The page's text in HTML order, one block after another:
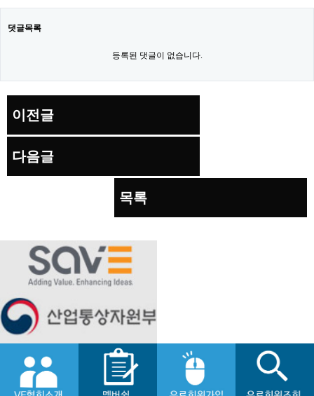
댓글목록
등록된 댓글이 없습니다.
이전글
다음글
목록